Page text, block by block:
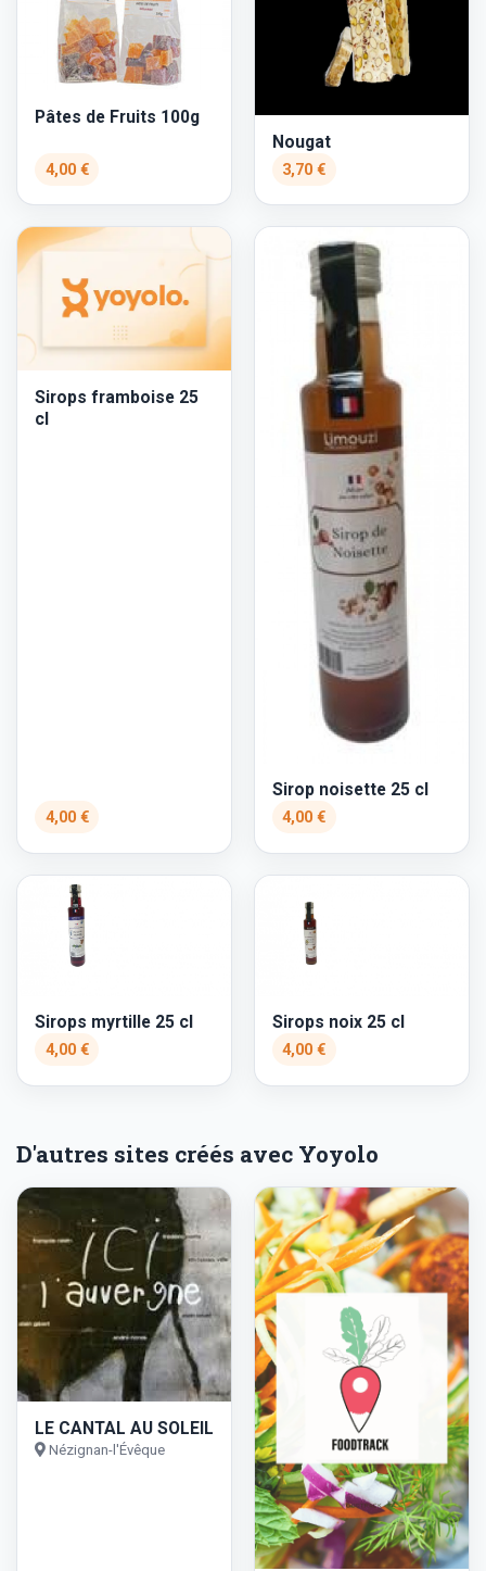
Pâtes de Fruits 100g
4,00 €
Nougat
3,70 €
Sirops framboise 25
cl
4,00 €
Sirop noisette 25 cl
4,00 €
Sirops myrtille 25 cl
4,00 €
Sirops noix 25 cl
4,00 €
D'autres sites créés avec Yoyolo
LE CANTAL AU SOLEIL
Nézignan-l'Évêque